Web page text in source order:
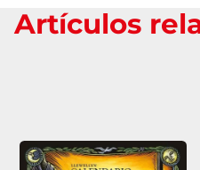
Artículos